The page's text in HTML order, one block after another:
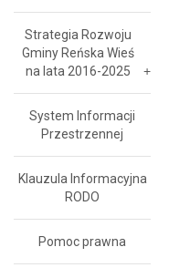
Strategia Rozwoju
Gminy Reńska Wieś
na lata 2016-2025
System Informacji
Przestrzennej
Klauzula Informacyjna
RODO
Pomoc prawna